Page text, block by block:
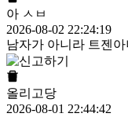
아 ㅅㅂ
2026-08-02 22:24:19
남자가 아니라 트젠아
올리고당
2026-08-01 22:44:42